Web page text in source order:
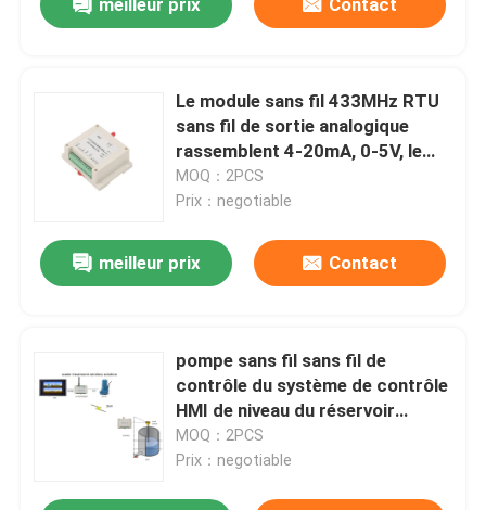
Le module sans fil 433MHz RTU
sans fil de sortie analogique
rassemblent 4-20mA, 0-5V, le
signal 0-10V
MOQ：2PCS
Prix：negotiable
meilleur prix Contact
pompe sans fil sans fil de
contrôle du système de contrôle
HMI de niveau du réservoir
433MHz SUR OUTRE de 2km
MOQ：2PCS
Prix：negotiable